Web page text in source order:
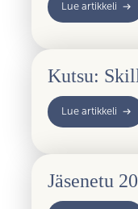
Lue artikkeli
Kutsu:
Lue artikkeli
Jäsenetu